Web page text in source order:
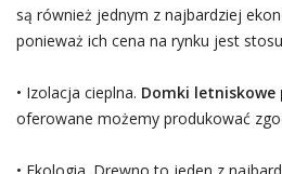
są również jednym z najbardziej
ponieważ ich cena na rynku jest
• Izolacja cieplna. Domki
oferowane możemy produkować